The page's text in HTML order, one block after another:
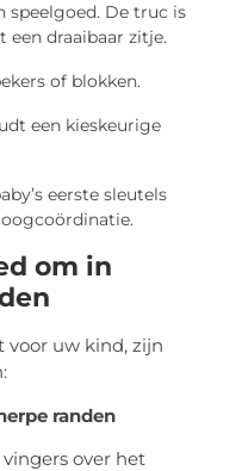
speelgoed. De truc is
een draaibaar zitje.
of blokken.
een kieskeurige
eerste sleutels
om in
voor uw kind, zijn
randen
over het